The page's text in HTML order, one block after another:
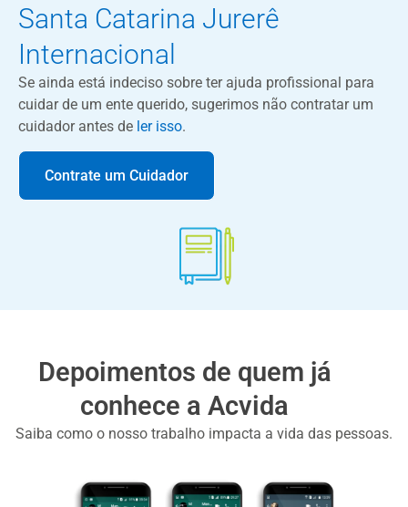
Santa Catarina Jurerê
Internacional
Se ainda está indeciso sobre ter ajuda profissional para
cuidar de um ente querido, sugerimos não contratar um
cuidador antes de ler isso.
Contrate um Cuidador
Depoimentos de quem já
conhece a Acvida
Saiba como o nosso trabalho impacta a vida das pessoas.